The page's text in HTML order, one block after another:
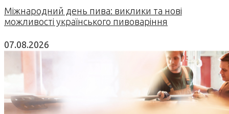
Міжнародний день пива: виклики та нові
можливості українського пивоваріння
07.08.2026